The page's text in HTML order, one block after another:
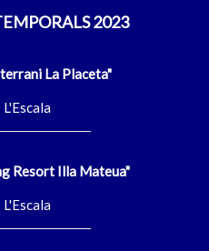
2023
La Placeta"
Resort Illa Mateua"